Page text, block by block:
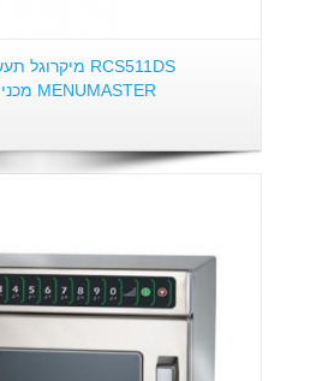
MENUMASTER מכני 25.5 ליטר
פרטים: